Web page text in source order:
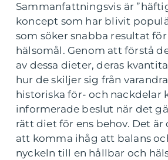
Sammanfattningsvis är
koncept som har blivit
som söker snabba resultat
hälsomål. Genom att förstå
av dessa dieter, deras
hur de skiljer sig från
historiska för- och nackdelar
informerade beslut när det
rätt diet för ens behov. Det
att komma ihåg att balans
nyckeln till en hållbar och